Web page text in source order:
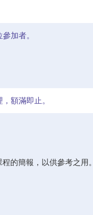
加者。
額滿即止。
的簡報，以供參考之用。